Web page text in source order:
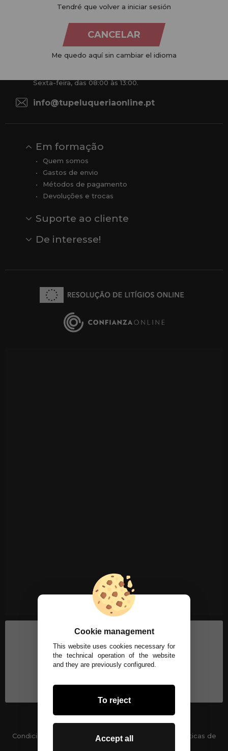
produtos para cabeleireiro e beleza, oferecendo uma vasta
competitivos e estamos sempre à sua disposição.
+34 951 204 547
Sexta-feira, das 08:00 às 13:00.
info@tupeluqueriaonline.pt
Em formação
Quem somos
Gastos de envio
Métodos de pagamento
Devoluções e trocas
Suporte ao cliente
Comentários
Comentários do Google
De interesse!
Condiciones generales Políticas de privacidad
Políticas de
Cookie management
This website uses cookies necessary for
the technical operation of the website
and they are previously configured.
To reject
Accept all
Tendré que volver a iniciar sesión
CANCELAR
Me quedo aquí sin cambiar el idioma